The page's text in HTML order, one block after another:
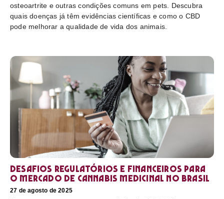
osteoartrite e outras condições comuns em pets. Descubra
quais doenças já têm evidências científicas e como o CBD
pode melhorar a qualidade de vida dos animais.
Desafios regulatórios e financeiros para
o mercado de cannabis medicinal no Brasil
27 de agosto de 2025